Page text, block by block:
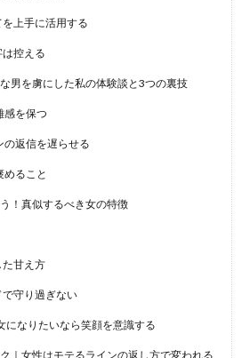
上手に活用する
控える
男を虜にした私の体験談と3つの裏技
感を保つ
の返信を遅らせる
めること
！真似するべき女の特徴
甘え方
守り過ぎない
になりたいなら笑顔を意識する
｜女性はモテるラインの返し方で変われる